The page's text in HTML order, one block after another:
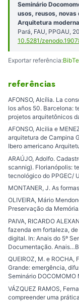
Seminário
usos, reusos,
Arquitetura
Pará, FAU, PPGAU,
10.5281/
Exportar referência:
referências
AFONSO, Alcília. La
los años 50. Barcelona:
projetos arquitetônicos
AFONSO, Alcilia e
arquitetura de Campina
Ibero americano
ARAÚJO, Adolfo.
scannig). Florianópolis:
tecnológico do PPGEC/
MONTANER, J. As
OLIVEIRA, Mário
Preservação da
PAIVA, RICARDO
fazenda em fortaleza,
digital. In: Anais do 5º
Documentação.
QUEIROZ, M. e
Grande: emergência,
Seminário
VÁZQUEZ RAMOS,
compreender uma